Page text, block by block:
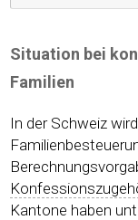
Situation bei
Familien
In der Schweiz
Kantone haben